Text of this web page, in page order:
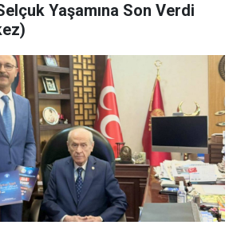
Yaşamına Son Verdi